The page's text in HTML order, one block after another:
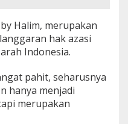
Halim, merupakan
hak azasi
Indonesia.
pahit, seharusnya
hanya menjadi
merupakan